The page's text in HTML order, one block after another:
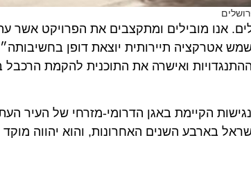
אנו מובילים ומתקצבים את הפרויקט אשר
תיירותית יוצאת דופן בחשיבותה״,
ואישרה את התוכנית להקמת הרכבל
הקיימת באגן הדרומי-מזרחי של העיר
השנים האחרונות, והוא יהווה מוקד